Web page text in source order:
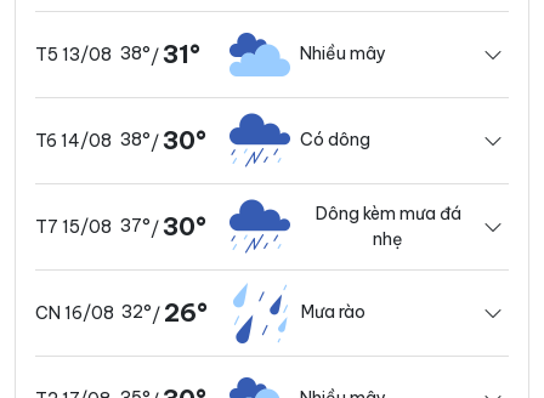
T5 13/08 38°/31° Nhiều mây
T6 14/08 38°/30° Có dông
T7 15/08 37°/30°
Dông kèm mưa đá
nhẹ
CN 16/08 32°/ 26° Mưa rào